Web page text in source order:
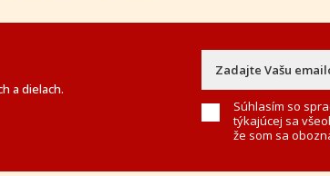
a dielach.
Súhlasím so
týkajúcej sa
že som sa